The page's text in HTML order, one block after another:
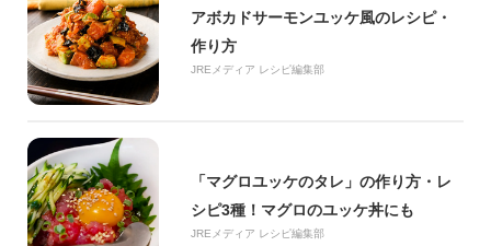
アボカドサーモンユッケ風のレシピ・
作り方
JREメディア レシピ編集部
「マグロユッケのタレ」の作り方・レ
シピ3種！マグロのユッケ丼にも
JREメディア レシピ編集部